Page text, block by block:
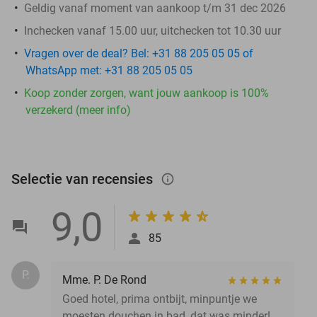
Geldig vanaf moment van aankoop t/m 31 dec 2026
Inchecken vanaf 15.00 uur, uitchecken tot 10.30 uur
Vragen over de deal? Bel: +31 88 205 05 05 of
WhatsApp met: +31 88 205 05 05
Koop zonder zorgen, want jouw aankoop is 100%
verzekerd (meer info)
Selectie van recensies info_outlined
9,0 85
P.
Mme. P. De Rond
Goed hotel, prima ontbijt, minpuntje we